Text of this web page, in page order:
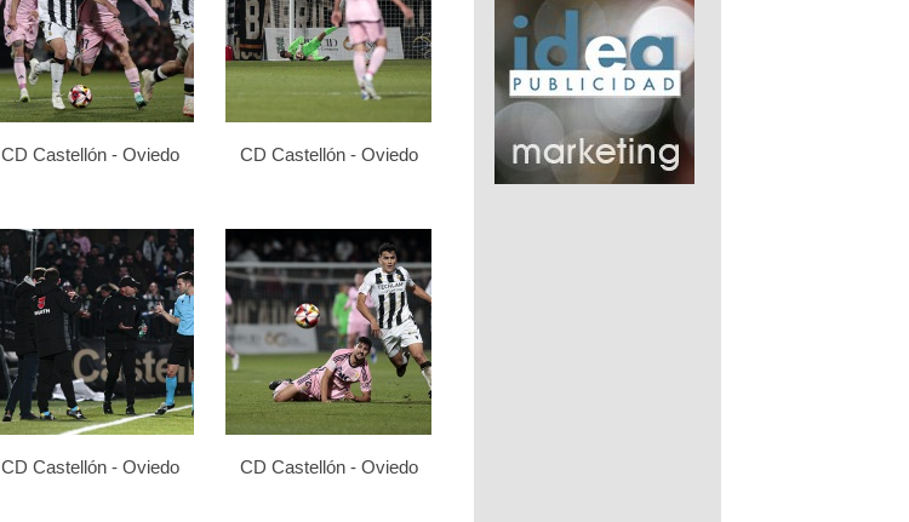
CD Castellón - Oviedo CD Castellón - Oviedo
CD Castellón - Oviedo CD Castellón - Oviedo